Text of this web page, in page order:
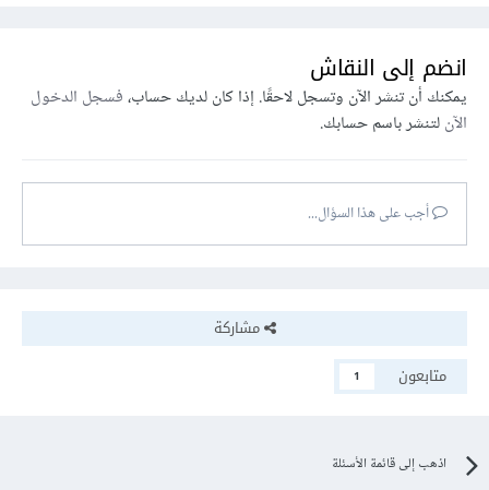
انضم إلى النقاش
يمكنك أن تنشر الآن وتسجل لاحقًا. إذا كان لديك حساب،فسجل الدخول
الآنلتنشر باسم حسابك.
أجب على هذا السؤال...
مشاركة
متابعون
1
اذهب إلى قائمة الأسئلة